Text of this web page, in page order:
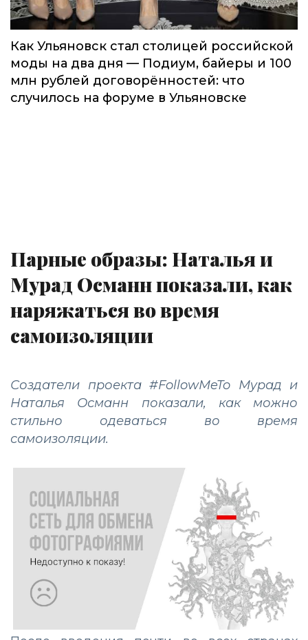
Как Ульяновск стал столицей российской
моды на два дня — Подиум, байеры и 100
млн рублей договорённостей: что
случилось на форуме в Ульяновске
Парные образы: Наталья и
Мурад Османн показали, как
наряжаться во время
самоизоляции
Создатели проекта #FollowMeTo Мурад и
Наталья Османн показали, как можно
стильно одеваться во время
самоизоляции.